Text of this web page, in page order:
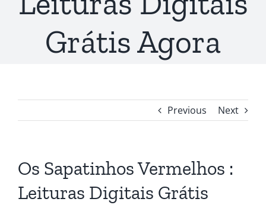
Grátis Agora
Previous Next
Os Sapatinhos Vermelhos :
Leituras Digitais Grátis